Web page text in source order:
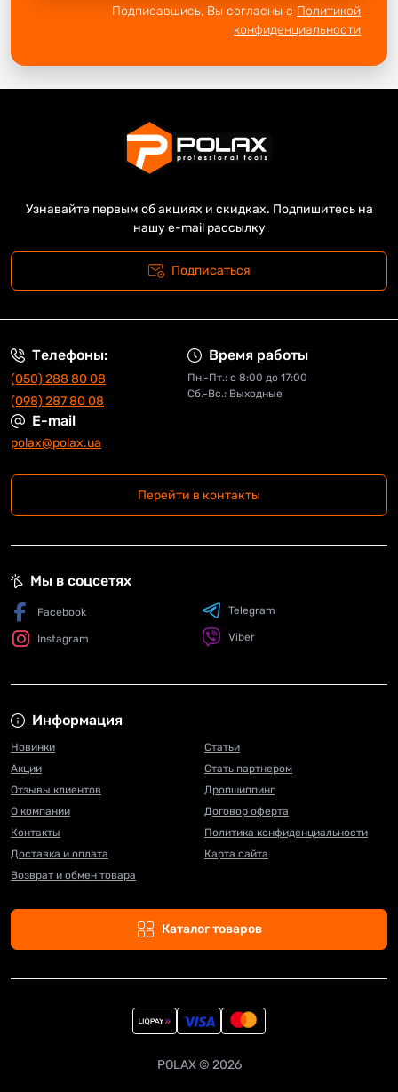
Подписавшись, Вы согласны с Политикой
конфиденциальности
Узнавайте первым об акциях и скидках. Подпишитесь на
нашу e-mail рассылку
Подписаться
Телефоны:
(050) 288 80 08
(098) 287 80 08
Время работы
Пн.-Пт.: с 8:00 до 17:00
Сб.-Вс.: Выходные
E-mail
polax@polax.ua
Перейти в контакты
Информация
Новинки
Акции
Отзывы клиентов
О компании
Контакты
Доставка и оплата
Возврат и обмен товара
Статьи
Стать партнером
Дропшиппинг
Договор оферта
Политика конфиденциальности
Карта сайта
Каталог товаров
Мы в соцсетях
Facebook
Instagram
Telegram
Viber
POLAX © 2026